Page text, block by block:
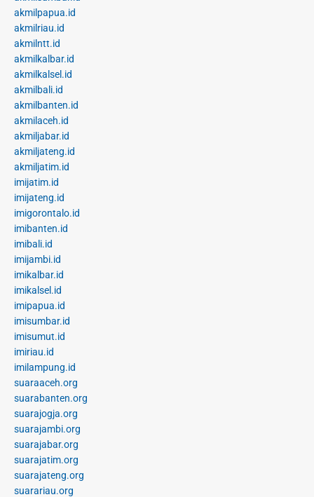
akmilpapua.id
akmilriau.id
akmilntt.id
akmilkalbar.id
akmilkalsel.id
akmilbali.id
akmilbanten.id
akmilaceh.id
akmiljabar.id
akmiljateng.id
akmiljatim.id
imijatim.id
imijateng.id
imigorontalo.id
imibanten.id
imibali.id
imijambi.id
imikalbar.id
imikalsel.id
imipapua.id
imisumbar.id
imisumut.id
imiriau.id
imilampung.id
suaraaceh.org
suarabanten.org
suarajogja.org
suarajambi.org
suarajabar.org
suarajatim.org
suarajateng.org
suarariau.org